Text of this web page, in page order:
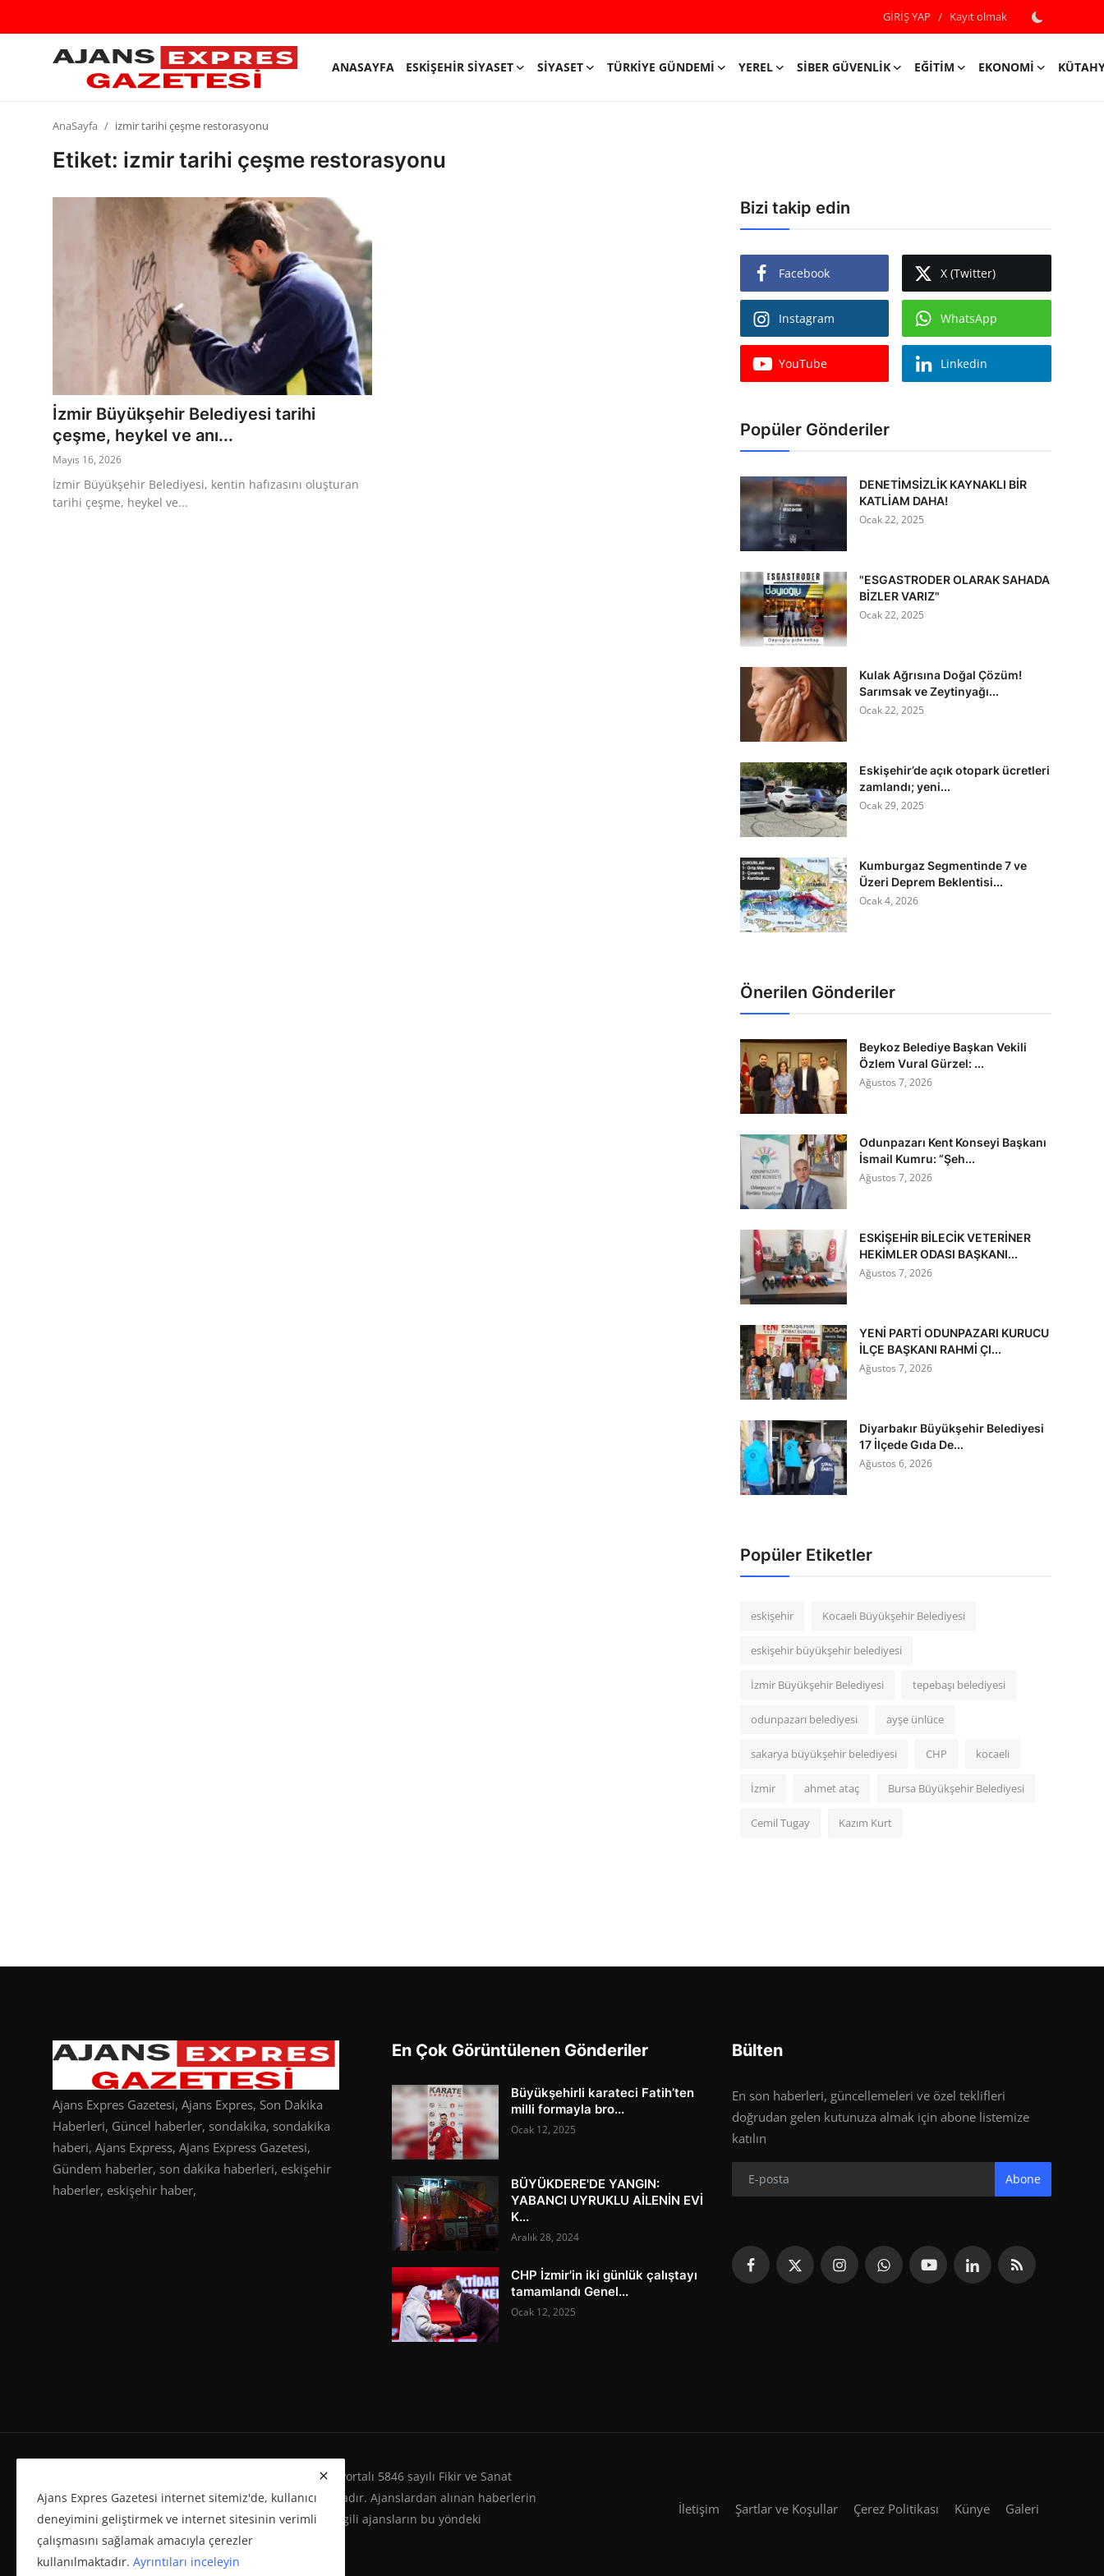
GİRİŞ YAP / Kayıt olmak
ANASAYFA ESKIŞEHIR SIYASET SIYASET TÜRKIYE GÜNDEMI YEREL SIBER GÜVENLIK EĞITIM EKONOMI
GİRİŞ
Kayıt
AnaSayfa
Ekonomi
Kütahya
Özel Haber
AnaSayfa izmir tarihi çeşme restorasyonu
Etiket: izmir tarihi çeşme restorasyonu
İzmir Büyükşehir Belediyesi tarihi
çeşme, heykel ve anı...
Mayıs 16, 2026
İzmir Büyükşehir Belediyesi, kentin hafızasını oluşturan
tarihi çeşme, heykel ve...
Bizi takip edin
Facebook X (Twitter)
Instagram WhatsApp
YouTube Linkedin
Popüler Gönderiler
DENETİMSİZLİK KAYNAKLI BİR
KATLİAM DAHA!
Ocak 22, 2025
"ESGASTRODER OLARAK SAHADA
BİZLER VARIZ"
Ocak 22, 2025
Kulak Ağrısına Doğal Çözüm!
Sarımsak ve Zeytinyağı...
Ocak 22, 2025
Eskişehir’de açık otopark ücretleri
zamlandı; yeni...
Ocak 29, 2025
Kumburgaz Segmentinde 7 ve
Üzeri Deprem Beklentisi...
Ocak 4, 2026
Önerilen Gönderiler
Beykoz Belediye Başkan Vekili
Özlem Vural Gürzel: ...
Ağustos 7, 2026
Odunpazarı Kent Konseyi Başkanı
İsmail Kumru: “Şeh...
Ağustos 7, 2026
ESKİŞEHİR BİLECİK VETERİNER
HEKİMLER ODASI BAŞKANI...
Ağustos 7, 2026
YENİ PARTİ ODUNPAZARI KURUCU
İLÇE BAŞKANI RAHMİ ÇI...
Ağustos 7, 2026
Diyarbakır Büyükşehir Belediyesi
17 İlçede Gıda De...
Ağustos 6, 2026
Popüler Etiketler
eskişehir Kocaeli Büyükşehir Belediyesi
eskişehir büyükşehir belediyesi
İzmir Büyükşehir Belediyesi tepebaşı belediyesi
odunpazarı belediyesi ayşe ünlüce
sakarya büyükşehir belediyesi CHP kocaeli
İzmir ahmet ataç Bursa Büyükşehir Belediyesi
Cemil Tugay Kazım Kurt
Ajans Expres Gazetesi, Ajans Expres, Son Dakika
Haberleri, Güncel haberler, sondakika, sondakika
haberi, Ajans Express, Ajans Express Gazetesi,
Gündem haberler, son dakika haberleri, eskişehir
haberler, eskişehir haber,
En Çok Görüntülenen Gönderiler
Büyükşehirli karateci Fatih’ten
milli formayla bro...
Ocak 12, 2025
BÜYÜKDERE'DE YANGIN:
YABANCI UYRUKLU AİLENİN EVİ
K...
Aralık 28, 2024
CHP İzmir'in iki günlük çalıştayı
tamamlandı Genel...
Ocak 12, 2025
Bülten
En son haberleri, güncellemeleri ve özel teklifleri
doğrudan gelen kutunuza almak için abone listemize
katılın
Abone
Ajans Expres Gazetesi Copyright © Her Hakkı Haber Portalı 5846 sayılı Fikir ve Sanat
Eserleri Kanunu'na %100 uygun olarak yayınlanmaktadır. Ajanslardan alınan haberlerin
yeniden yayımı ve herhangi bir ortamda basılması, ilgili ajansların bu yöndeki
politikasına bağlı olarak önceden yazılı izin gerektirir.
İletişim Şartlar ve Koşullar Çerez Politikası Künye Galeri
Ajans Expres Gazetesi internet sitemiz'de, kullanıcı
deneyimini geliştirmek ve internet sitesinin verimli
çalışmasını sağlamak amacıyla çerezler
kullanılmaktadır. Ayrıntıları inceleyin